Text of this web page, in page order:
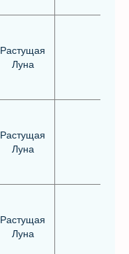
Растущая
Луна
Растущая
Луна
Растущая
Луна